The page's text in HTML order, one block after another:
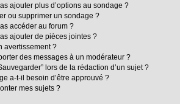
ajouter plus d’options au sondage ?
ou supprimer un sondage ?
accéder au forum ?
ajouter de pièces jointes ?
avertissement ?
des messages à un modérateur ?
lors de la rédaction d’un sujet ?
a-t-il besoin d’être approuvé ?
mes sujets ?